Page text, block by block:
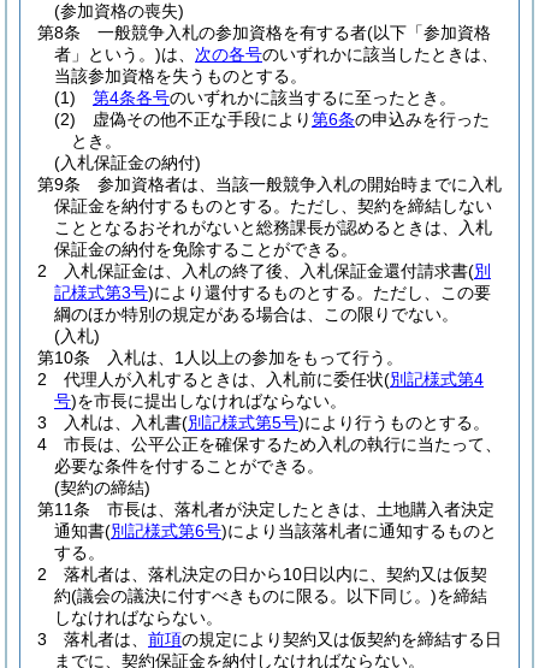
(参加資格の喪失)
第8条
一般競争入札の参加資格を有する者(以下「参加資格
者」という。)は、 次の各号のいずれかに該当したときは、
当該参加資格を失うものとする。
(1)
第4条各号のいずれかに該当するに至ったとき。
(2)
虚偽その他不正な手段により第6条の申込みを行った
とき。
(入札保証金の納付)
第9条
参加資格者は、当該一般競争入札の開始時までに入札
保証金を納付するものとする。 ただし、契約を締結しない
こととなるおそれがないと総務課長が認めるときは、入札
保証金の納付を免除することができる。
2
入札保証金は、入札の終了後、入札保証金還付請求書(別
記様式第3号)により還付するものとする。 ただし、この要
綱のほか特別の規定がある場合は、この限りでない。
(入札)
第10条
入札は、1人以上の参加をもって行う。
2
代理人が入札するときは、入札前に委任状(別記様式第4
号)を市長に提出しなければならない。
3
入札は、入札書(別記様式第5号)により行うものとする。
4
市長は、公平公正を確保するため入札の執行に当たって、
必要な条件を付することができる。
(契約の締結)
第11条
市長は、落札者が決定したときは、土地購入者決定
通知書(別記様式第6号)により当該落札者に通知するものと
する。
2
落札者は、落札決定の日から10日以内に、契約又は仮契
約(議会の議決に付すべきものに限る。以下同じ。)を締結
しなければならない。
3
落札者は、 前項の規定により契約又は仮契約を締結する日
までに、契約保証金を納付しなければならない。